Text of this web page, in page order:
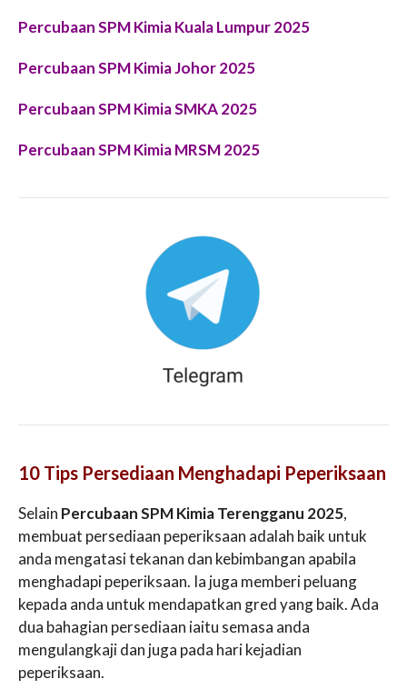
Percubaan SPM Kimia Kuala Lumpur 2025
Percubaan SPM Kimia Johor 2025
Percubaan SPM Kimia SMKA 2025
Percubaan SPM Kimia MRSM 2025
10 Tips Persediaan Menghadapi Peperiksaan
Selain Percubaan SPM Kimia Terengganu 2025,
membuat persediaan peperiksaan adalah baik untuk
anda mengatasi tekanan dan kebimbangan apabila
menghadapi peperiksaan. Ia juga memberi peluang
kepada anda untuk mendapatkan gred yang baik. Ada
dua bahagian persediaan iaitu semasa anda
mengulangkaji dan juga pada hari kejadian
peperiksaan.